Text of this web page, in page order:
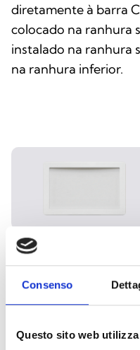
Consenso
Questo sito web
diretamente à barra
colocado na ranhura
instalado na ranhura
na ranhura inferior.